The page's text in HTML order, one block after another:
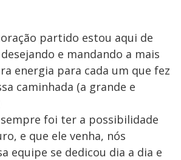
partido estou aqui de
e mandando a mais
energia para cada um que fez
caminhada (a grande e
foi ter a possibilidade
e que ele venha, nós
equipe se dedicou dia a dia e